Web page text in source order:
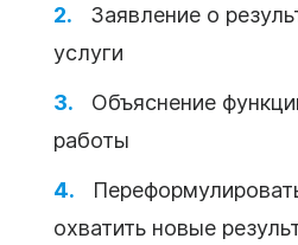
Заявление о
услуги
Объяснение
работы
охватить новые